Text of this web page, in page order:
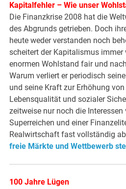
Kapitalfehler – Wie unser
Die Finanzkrise 2008 hat die
des Abgrunds getrieben. Doch
heute weder verstanden noch
scheitert der Kapitalismus immer
enormen Wohlstand fair und
Warum verliert er periodisch
und seine Kraft zur Erhöhung
Lebensqualität und sozialer
zeitweise nur noch die Interessen
Superreichen und einer
Realwirtschaft fast vollständig
freie Märkte und Wettbewerb
100 Jahre Lügen